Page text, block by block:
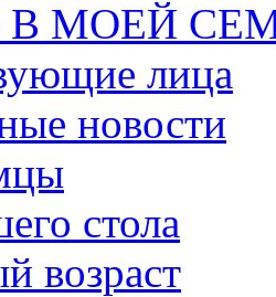
В МОЕЙ
лица
новости
стола
возраст